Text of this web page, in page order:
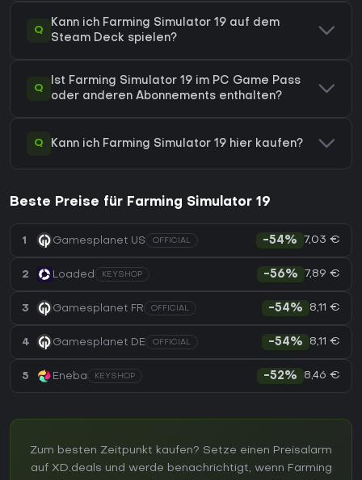
Q
Kann ich Farming Simulator 19 auf dem
Steam Deck spielen?
Q
Ist Farming Simulator 19 im PC Game Pass
oder anderen Abonnements enthalten?
Q Kann ich Farming Simulator 19 hier kaufen?
Beste Preise für Farming Simulator 19
1 Gamesplanet US OFFICIAL -54% 7,03 €
2 Loaded KEYSHOP -56% 7,89 €
3 Gamesplanet FR OFFICIAL -54% 8,11 €
4 Gamesplanet DE OFFICIAL -54% 8,11 €
5 Eneba KEYSHOP -52% 8,46 €
Zum besten Zeitpunkt kaufen? Setze einen Preisalarm
auf XD.deals und werde benachrichtigt, wenn Farming